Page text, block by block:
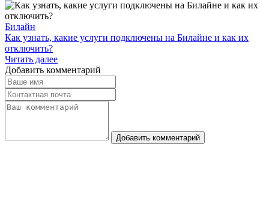
Билайн
Как узнать, какие услуги подключены на Билайне и как их
отключить?
Читать далее
Добавить комментарий
Добавить комментарий